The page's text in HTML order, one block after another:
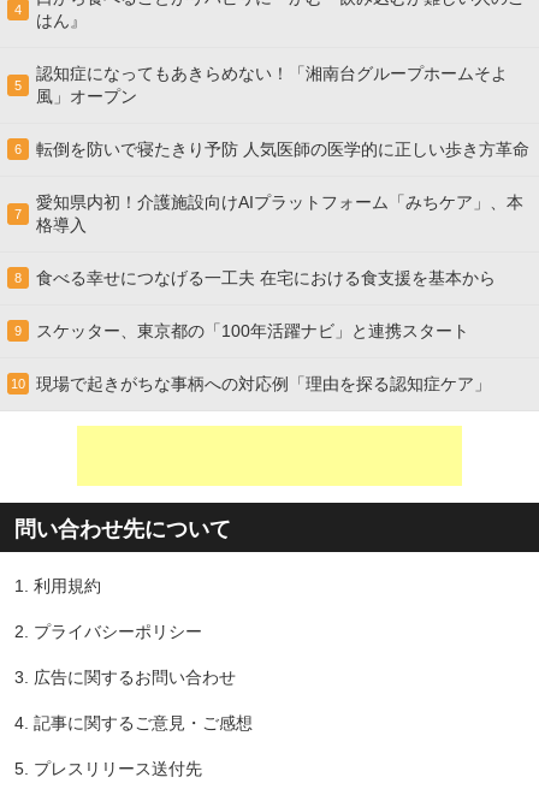
4
はん』
5
認知症になってもあきらめない！「湘南台グループホームそよ
風」オープン
6 転倒を防いで寝たきり予防 人気医師の医学的に正しい歩き方革命
7
愛知県内初！介護施設向けAIプラットフォーム「みちケア」、本
格導入
8 食べる幸せにつなげる一工夫 在宅における食支援を基本から
9 スケッター、東京都の「100年活躍ナビ」と連携スタート
10 現場で起きがちな事柄への対応例「理由を探る認知症ケア」
問い合わせ先について
1. 利用規約
2. プライバシーポリシー
3. 広告に関するお問い合わせ
4. 記事に関するご意見・ご感想
5. プレスリリース送付先